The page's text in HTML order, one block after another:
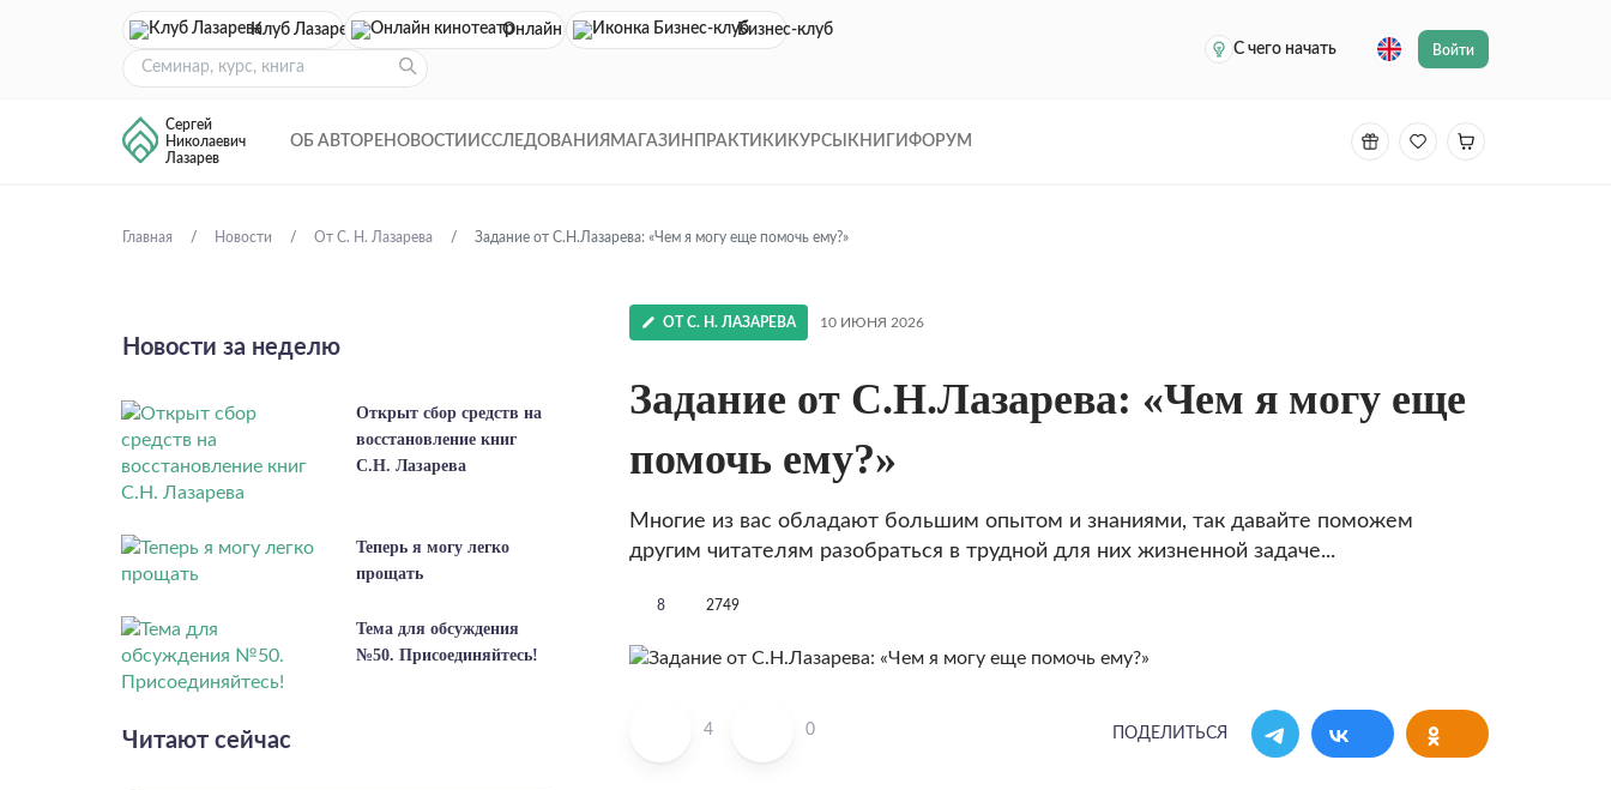
Клуб Лазарева Онлайн кинотеатр
Бизнес-клуб
С чего начать
Войти
Сергей
Николаевич
Лазарев
ОБ АВТОРЕ НОВОСТИ ИССЛЕДОВАНИЯ МАГАЗИН ПРАКТИКИ КУРСЫ КНИГИ ФОРУМ
Главная Новости От С. Н. Лазарева Задание от С.Н.Лазарева: «Чем я могу еще помочь ему?»
ОТ С. Н. ЛАЗАРЕВА 10 ИЮНЯ 2026
Задание от С.Н.Лазарева: «Чем я могу еще
помочь ему?»
Многие из вас обладают большим опытом и знаниями, так давайте поможем
другим читателям разобраться в трудной для них жизненной задаче...
8 2749
4 0 ПОДЕЛИТЬСЯ
Новости за неделю
Открыт сбор средств на
восстановление книг
С.Н. Лазарева
Теперь я могу легко
прощать
Тема для обсуждения
№50. Присоединяйтесь!
Читают сейчас